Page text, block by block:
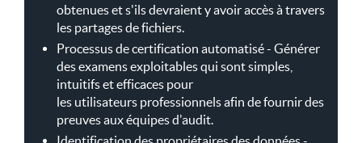
obtenues et s'ils devraient y avoir accès à travers
les partages de fichiers.
Processus de certification automatisé - Générer
des examens exploitables qui sont simples,
intuitifs et efficaces pour
les utilisateurs professionnels afin de fournir des
preuves aux équipes d'audit.